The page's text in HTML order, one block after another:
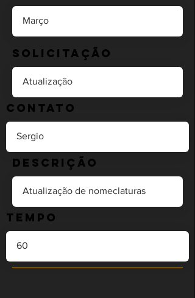
Solicitação
Contato
Descrição
Tempo